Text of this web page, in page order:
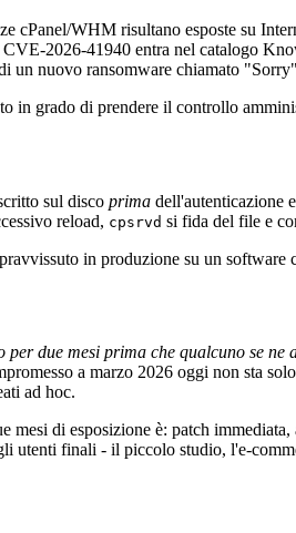
cPanel/WHM risultano esposte su
2026-41940 entra nel catalogo
nuovo ransomware chiamato
in grado di prendere il controllo
sul disco prima dell'autenticazione
reload, cpsrvd si fida del file e
in produzione su un software
due mesi prima che qualcuno se ne
a marzo 2026 oggi non sta
ad hoc.
mesi di esposizione è: patch
utenti finali - il piccolo studio, l'e-